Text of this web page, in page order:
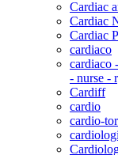
Cardiac
Cardiac
Cardiac
cardiaco
cardiaco
- nurse -
Cardiff
cardio
cardio-